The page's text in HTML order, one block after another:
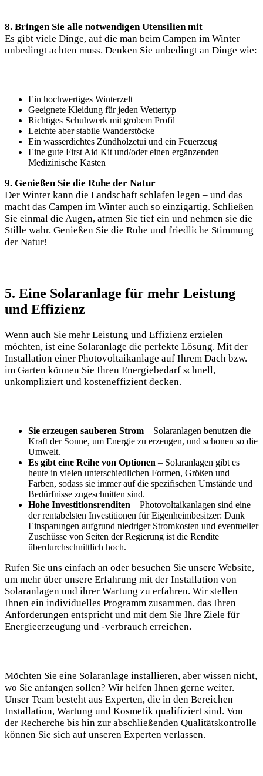
8. Bringen Sie⁣ alle notwendigen Utensilien‌ mit
Es gibt viele Dinge, auf die man beim ​Campen im Winter
‌unbedingt achten muss. Denken Sie unbedingt an Dinge wie:
Ein hochwertiges Winterzelt
Geeignete Kleidung für jeden Wettertyp
Richtiges Schuhwerk mit‍ grobem Profil
Leichte aber stabile Wanderstöcke
Ein wasserdichtes Zündholzetui und ein Feuerzeug
Eine gute First Aid Kit und/oder einen ergänzenden
Medizinische Kasten
9. Genießen Sie die ‌Ruhe der Natur
Der Winter kann die‍ Landschaft schlafen ⁤legen – und ⁣das⁤
macht das Campen⁣ im ​Winter auch so einzigartig. Schließen
Sie einmal ⁣die Augen, atmen Sie tief ein und nehmen sie die
Stille wahr. Genießen Sie die Ruhe und friedliche ‌Stimmung
der Natur!
5. Eine Solaranlage für⁢ mehr ⁢Leistung
⁢und Effizienz
Wenn auch Sie mehr Leistung und⁣ Effizienz erzielen
⁤möchten, ist eine Solaranlage⁣ die perfekte Lösung. Mit der
Installation einer Photovoltaikanlage auf‍ Ihrem Dach bzw.‌
im Garten ⁣können Sie Ihren Energiebedarf schnell,
unkompliziert ⁤und⁢ kosteneffizient decken. ‍
Sie erzeugen sauberen Strom – Solaranlagen benutzen die
Kraft der Sonne, um Energie zu erzeugen, und schonen so die​
Umwelt.
Es gibt eine Reihe von Optionen – Solaranlagen gibt es
⁣heute in vielen unterschiedlichen Formen, Größen und
Farben, sodass sie immer‍ auf die spezifischen Umstände und
Bedürfnisse zugeschnitten sind.
Hohe ⁤Investitionsrenditen – Photovoltaikanlagen ⁤sind eine
der⁣ rentabelsten Investitionen für Eigenheimbesitzer: Dank
Einsparungen aufgrund niedriger Stromkosten⁣ und eventueller
Zuschüsse von Seiten⁣ der Regierung ist die Rendite
überdurchschnittlich hoch.
Rufen ‍Sie uns einfach an​ oder​ besuchen Sie ‌unsere Website,
um mehr über unsere Erfahrung mit der Installation von
Solaranlagen und ​ihrer⁤ Wartung zu erfahren. Wir stellen
Ihnen‍ ein​ individuelles​ Programm zusammen, das Ihren
Anforderungen entspricht ‌und mit dem Sie Ihre ⁢Ziele für
Energieerzeugung und ‌-verbrauch⁢ erreichen.
Möchten Sie eine Solaranlage installieren, aber wissen nicht,
⁢wo Sie anfangen sollen? Wir helfen Ihnen gerne weiter.
Unser Team besteht aus Experten, die in den Bereichen
Installation, Wartung und Kosmetik qualifiziert sind. Von
der Recherche⁣ bis ⁤hin‌ zur ⁢abschließenden Qualitätskontrolle
⁢können Sie sich auf unseren‌ Experten ‍verlassen.